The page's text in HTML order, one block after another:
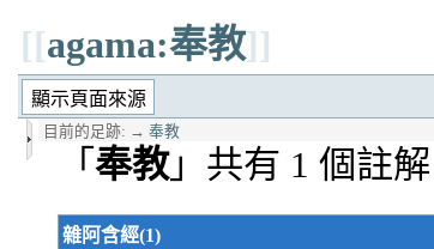
[[agama:奉教]]
目前的足跡: → 奉教
「 奉教」共有 1 個註解
雜阿含經(1)